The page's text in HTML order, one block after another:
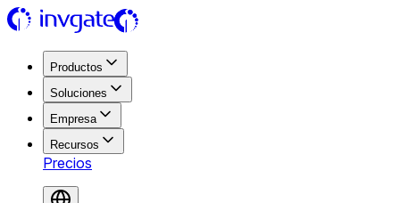
Productos
Soluciones
Empresa
Recursos
Precios